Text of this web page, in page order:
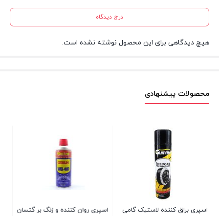
درج دیدگاه
هیچ دیدگاهی برای این محصول نوشته نشده است.
محصولات پیشنهادی
اسپری روان کننده و زنگ بر گتسان
نوار ضد لغرش پله / ترمز پله /